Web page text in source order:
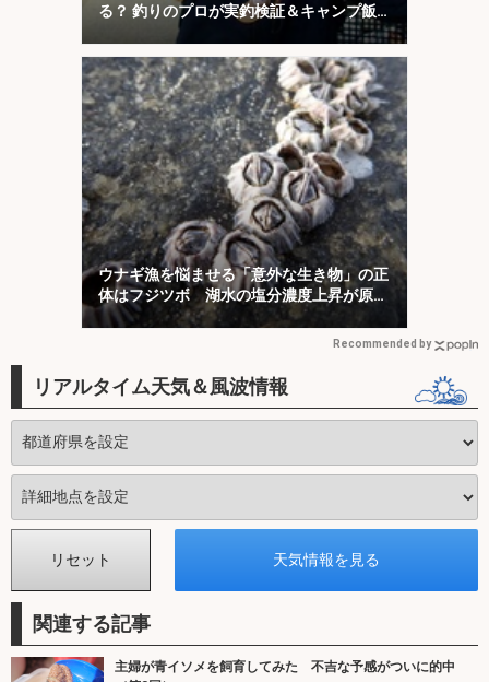
る？ 釣りのプロが実釣検証＆キャンプ飯
ウナギ漁を悩ませる「意外な生き物」の正
体はフジツボ 湖水の塩分濃度上昇が原因
か
Recommended by
リアルタイム天気＆風波情報
関連する記事
主婦が青イソメを飼育してみた 不吉な予感がついに的中